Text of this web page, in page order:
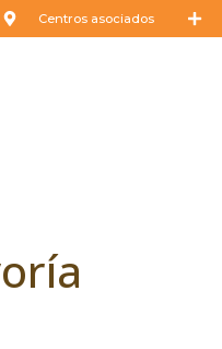
Centros asociados